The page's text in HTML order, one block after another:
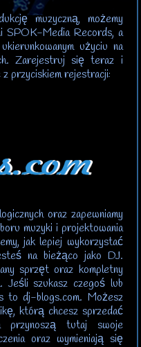
muzyczną, możemy
SPOK-Media Records, a
użyciu na
Zarejestruj się teraz i
przyciskiem rejestracji:
oraz zapewniamy
muzyki i projektowania
jak lepiej wykorzystać
na bieżąco jako DJ.
sprzęt oraz kompletny
Jeśli szukasz czegoś lub
to dj-blogs.com. Możesz
którą chcesz sprzedać
tutaj swoje
oraz wymieniają się